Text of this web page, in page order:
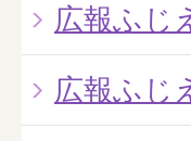
広報ふじ
広報ふじ